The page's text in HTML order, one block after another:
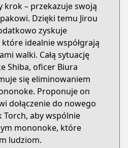
krok – przekazuje swoją
Dzięki temu Jirou
zyskuje
idealnie współgrają
walki. Całą sytuację
Shiba, oficer Biura
się eliminowaniem
Proponuje on
dołączenie do nowego
Torch, aby wspólnie
mononoke, które
ludziom.